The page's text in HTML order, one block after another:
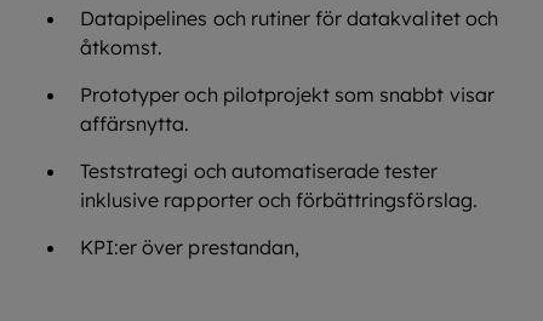
Datapipelines och rutiner för datakvalitet och
åtkomst.
Prototyper och pilotprojekt som snabbt visar
affärsnytta.
Teststrategi och automatiserade tester
inklusive rapporter och förbättringsförslag.
KPI:er över prestandan,